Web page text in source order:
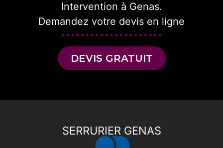
Intervention à Genas.
Demandez votre devis en ligne
DEVIS GRATUIT
SERRURIER GENAS